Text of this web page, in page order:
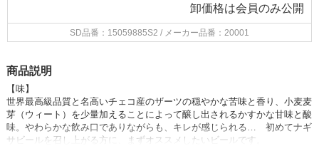
卸価格は会員のみ公開
SD品番：15059885S2 / メーカー品番：20001
商品説明
【味】
世界最高級品質と名高いチェコ産のザーツの穏やかな苦味と香り、小麦麦
芽（ウィート）を少量加えることによって醸し出されるかすかな甘味と酸
味。やわらかな飲み口でありながらも、キレが感じられる… 初めてナギ
サビールを召し上がる方に、まずオススメしたいビールです。